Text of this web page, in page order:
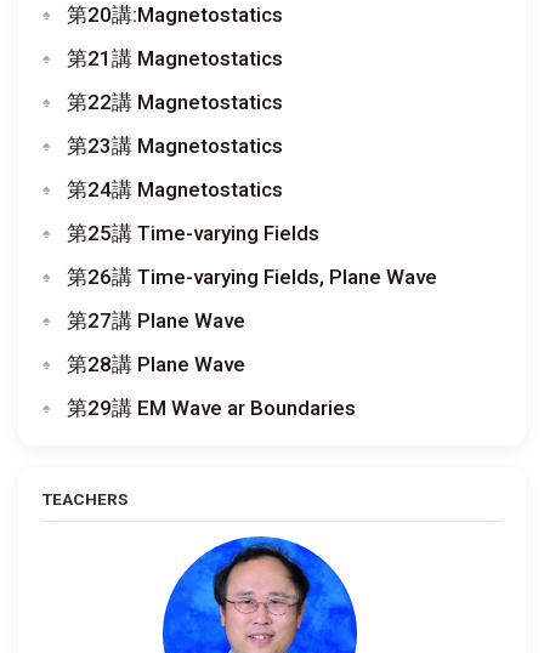
第20講:Magnetostatics
第21講 Magnetostatics
第22講 Magnetostatics
第23講 Magnetostatics
第24講 Magnetostatics
第25講 Time-varying Fields
第26講 Time-varying Fields, Plane Wave
第27講 Plane Wave
第28講 Plane Wave
第29講 EM Wave ar Boundaries
TEACHERS